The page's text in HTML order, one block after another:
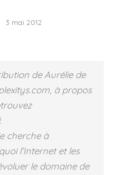
3 mai 2012
de Aurélie de
à propos
.
cherche à
l’Internet et les
le domaine de